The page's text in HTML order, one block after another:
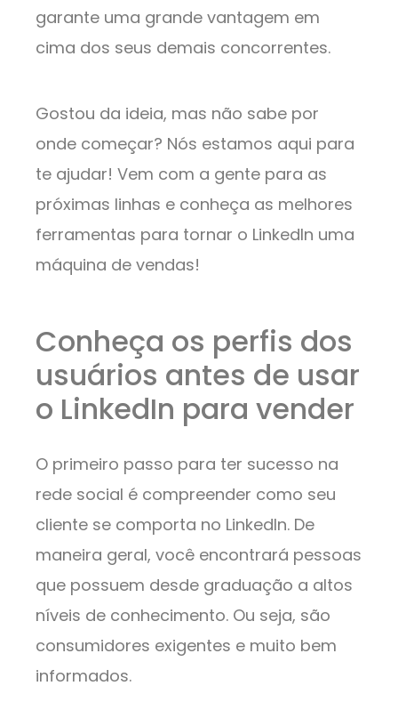
garante uma grande vantagem em
cima dos seus demais concorrentes.
Gostou da ideia, mas não sabe por
onde começar? Nós estamos aqui para
te ajudar! Vem com a gente para as
próximas linhas e conheça as melhores
ferramentas para tornar o LinkedIn uma
máquina de vendas!
Conheça os perfis dos
usuários antes de usar
o LinkedIn para vender
O primeiro passo para ter sucesso na
rede social é compreender como seu
cliente se comporta no LinkedIn. De
maneira geral, você encontrará pessoas
que possuem desde graduação a altos
níveis de conhecimento. Ou seja, são
consumidores exigentes e muito bem
informados.